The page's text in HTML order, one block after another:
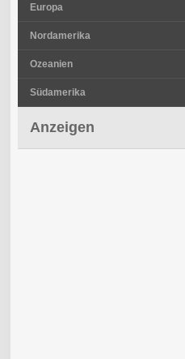
Europa
Nordamerika
Ozeanien
Südamerika
Anzeigen